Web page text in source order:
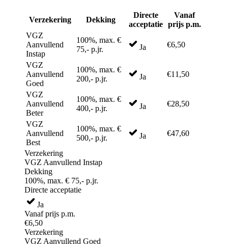
Verzekering Dekking
Directe
acceptatie
Vanaf
prijs p.m.
VGZ
Aanvullend
Instap
100%, max. €
75,- p.jr.
Ja €6,50
VGZ
Aanvullend
Goed
100%, max. €
200,- p.jr.
Ja €11,50
VGZ
Aanvullend
Beter
100%, max. €
400,- p.jr.
Ja €28,50
VGZ
Aanvullend
Best
100%, max. €
500,- p.jr.
Ja €47,60
Verzekering
VGZ Aanvullend Instap
Dekking
100%, max. € 75,- p.jr.
Directe acceptatie
Ja
Vanaf prijs p.m.
€6,50
Verzekering
VGZ Aanvullend Goed